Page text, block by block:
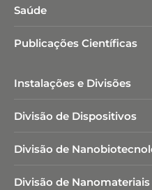
Saúde
Publicações Científicas
Instalações e Divisões
Divisão de Dispositivos
Divisão de
Divisão de Nanomateriais